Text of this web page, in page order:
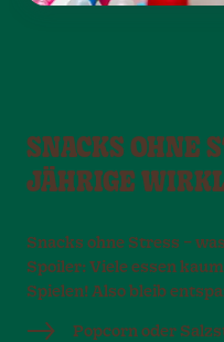
SNACKS OHNE
JÄHRIGE
Snacks ohne Stress –
Spoiler: Viele essen
Spielen! Also bleib
Popcorn oder